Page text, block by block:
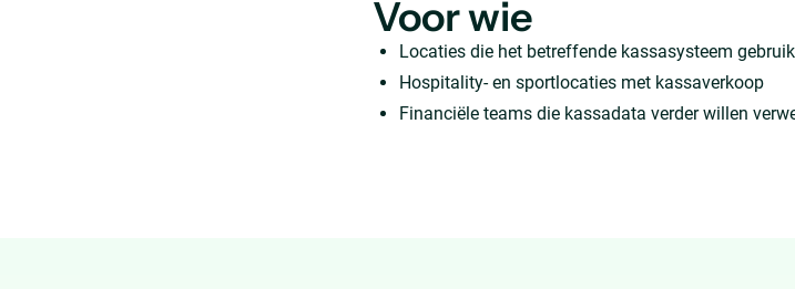
Voor wie
Locaties die het betreffende kassasysteem
Hospitality- en sportlocaties met kassaverkoop
Financiële teams die kassadata verder willen